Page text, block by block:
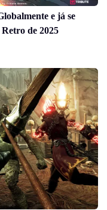
e já se
de 2025